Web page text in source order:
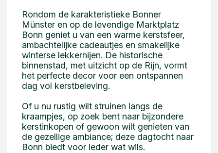
Rondom de karakteristieke Bonner
Münster en op de levendige Marktplatz
Bonn geniet u van een warme kerstsfeer,
ambachtelijke cadeautjes en smakelijke
winterse lekkernijen. De historische
binnenstad, met uitzicht op de Rijn, vormt
het perfecte decor voor een ontspannen
dag vol kerstbeleving.
Of u nu rustig wilt struinen langs de
kraampjes, op zoek bent naar bijzondere
kerstinkopen of gewoon wilt genieten van
de gezellige ambiance; deze dagtocht naar
Bonn biedt voor ieder wat wils.